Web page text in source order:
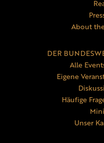
About
DER
Alle
Eigene
Häufige
Unser